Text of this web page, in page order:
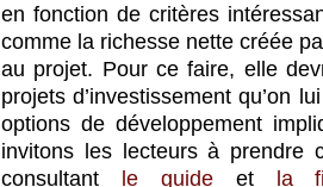
en fonction de critères
comme la richesse nette créée
au projet. Pour ce faire, elle
projets d’investissement qu’on
options de développement
invitons les lecteurs à prendre
consultant le guideet la